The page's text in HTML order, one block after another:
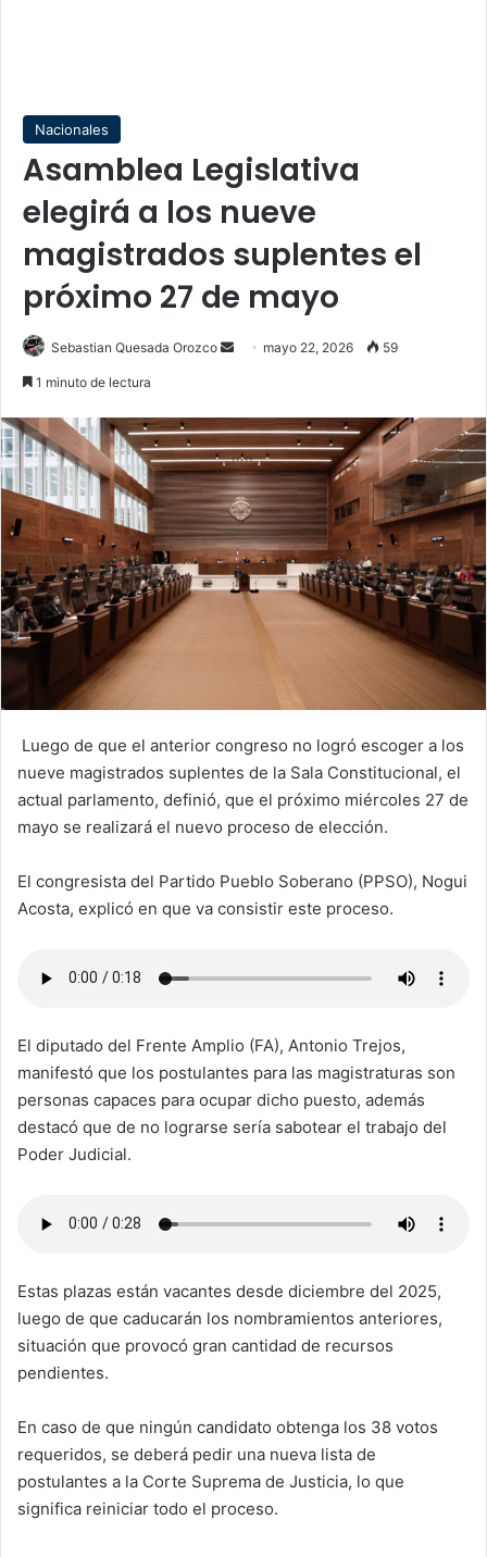
Nacionales
Asamblea Legislativa
elegirá a los nueve
magistrados suplentes el
próximo 27 de mayo
Sebastian Quesada Orozco
Send mayo 22, 2026 59
1 minuto de lectura
Luego de que el anterior congreso no logró escoger a los
nueve magistrados suplentes de la Sala Constitucional, el
actual parlamento, definió, que el próximo miércoles 27 de
mayo se realizará el nuevo proceso de elección.
El congresista del Partido Pueblo Soberano (PPSO), Nogui
Acosta, explicó en que va consistir este proceso.
El diputado del Frente Amplio (FA), Antonio Trejos,
manifestó que los postulantes para las magistraturas son
personas capaces para ocupar dicho puesto, además
destacó que de no lograrse sería sabotear el trabajo del
Poder Judicial.
Estas plazas están vacantes desde diciembre del 2025,
luego de que caducarán los nombramientos anteriores,
situación que provocó gran cantidad de recursos
pendientes.
En caso de que ningún candidato obtenga los 38 votos
requeridos, se deberá pedir una nueva lista de
postulantes a la Corte Suprema de Justicia, lo que
significa reiniciar todo el proceso.